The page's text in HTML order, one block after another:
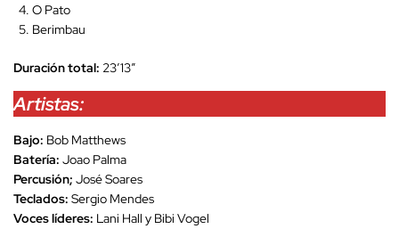
O Pato
Berimbau
Duración total: 23’13”
Artistas:
Bajo: Bob Matthews
Batería: Joao Palma
Percusión; José Soares
Teclados: Sergio Mendes
Voces líderes: Lani Hall y Bibi Vogel